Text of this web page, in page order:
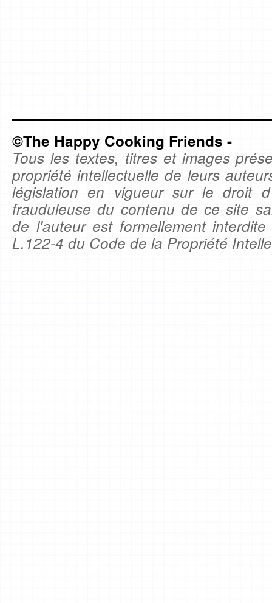
©The Happy Cooking Friends -
Tous les textes, titres et images
propriété intellectuelle de leurs
législation en vigueur sur le droit
frauduleuse du contenu de ce site
de l'auteur est formellement
L.122-4 du Code de la Propriété